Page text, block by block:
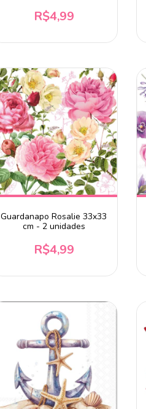
R$4,99
Guardanapo Rosalie 33x33
cm - 2 unidades
R$4,99